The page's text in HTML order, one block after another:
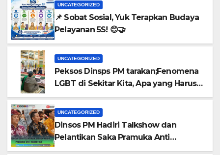
UNCATEGORIZED
📌 Sobat Sosial, Yuk Terapkan Budaya
Pelayanan 5S! 😊🤝
UNCATEGORIZED
Peksos Dinsps PM tarakan;Fenomena
LGBT di Sekitar Kita, Apa yang Harus
Dilakukan?
UNCATEGORIZED
Dinsos PM Hadiri Talkshow dan
Pelantikan Saka Pramuka Anti
Narkotika Kota Tarakan